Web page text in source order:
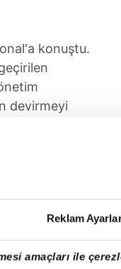
Reklam
amaçları ile
konuştu.
devirmeyi
seçeceği
çizdi.
Hristiyanlar ve
de